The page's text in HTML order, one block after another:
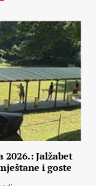
2026.: Jalžabet
i goste